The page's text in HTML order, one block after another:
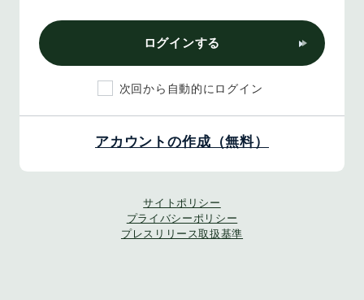
ログインする
次回から自動的にログイン
アカウントの作成（無料）
サイトポリシー
プライバシーポリシー
プレスリリース取扱基準